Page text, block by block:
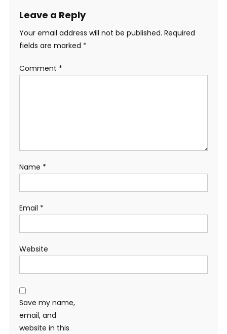
Leave a Reply
Your email address will not be published. Required
fields are marked *
Comment *
Name *
Email *
Website
Save my name,
email, and
website in this